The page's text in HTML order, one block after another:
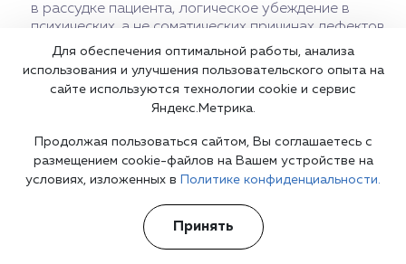
в рассудке пациента, логическое убеждение в
психических, а не соматических причинах дефектов.
Семейная: рассматривает семью как систему,
способствующую гармонизации и девиации психики
отдельного члена. Разрешает острые моменты, учит
правильному взаимодействию, нормализует
благоприятно влияет на каждого индивидуума.
Клинический гипноз: введение подопечного в
измененное состояние сознание, управление его
мыслями, внушение позитивных установок.
Гипнотерапия проводится при лечении ДРИ,
позволяет терапевту контактировать с альтерами
Для обеспечения оптимальной работы, анализа
использования и улучшения пользовательского опыта на
сайте используются технологии cookie и сервис
Яндекс.Метрика.
Продолжая пользоваться сайтом, Вы соглашаетесь с
размещением cookie-файлов на Вашем устройстве на
условиях, изложенных в
Политике конфиденциальности.
Принять